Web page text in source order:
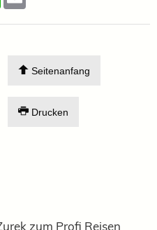
Seitenanfang
Drucken
zum Profi Reisen